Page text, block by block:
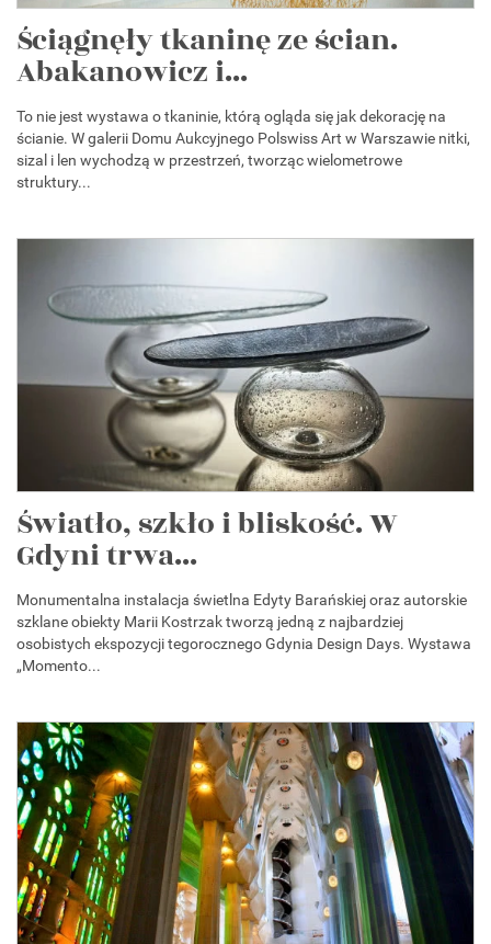
Ściągnęły tkaninę ze ścian.
Abakanowicz i...
To nie jest wystawa o tkaninie, którą ogląda się jak dekorację na
ścianie. W galerii Domu Aukcyjnego Polswiss Art w Warszawie nitki,
sizal i len wychodzą w przestrzeń, tworząc wielometrowe
struktury...
Światło, szkło i bliskość. W
Gdyni trwa...
Monumentalna instalacja świetlna Edyty Barańskiej oraz autorskie
szklane obiekty Marii Kostrzak tworzą jedną z najbardziej
osobistych ekspozycji tegorocznego Gdynia Design Days. Wystawa
„Momento...